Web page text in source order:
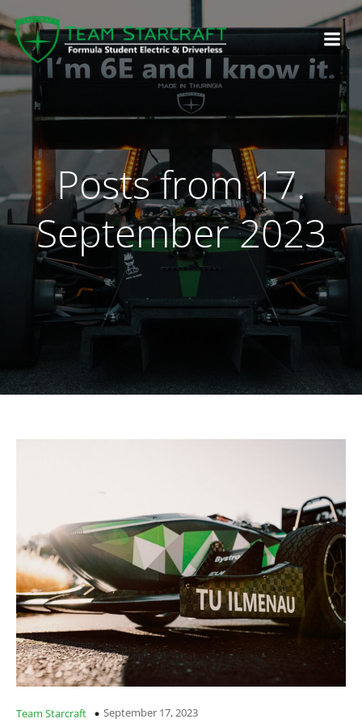
Posts from 17.
September 2023
Team Starcraft September 17, 2023